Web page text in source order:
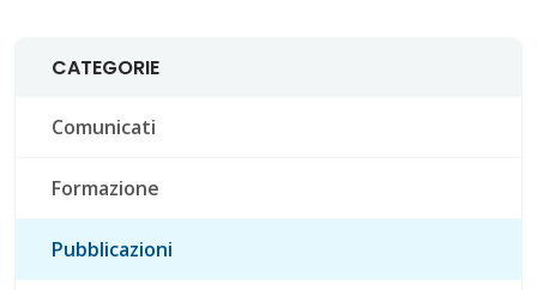
CATEGORIE
Comunicati
Formazione
Pubblicazioni